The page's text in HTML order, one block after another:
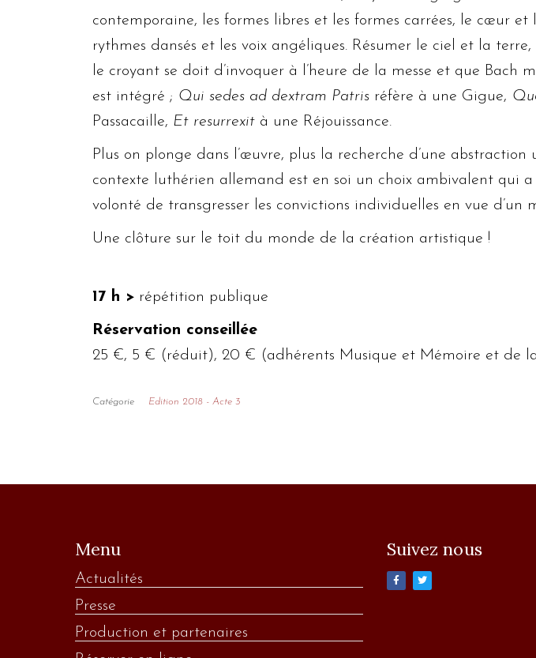
contemporaine, les formes libres et les formes carrées, le cœur
rythmes dansés et les voix angéliques. Résumer le ciel et la
le croyant se doit d’invoquer à l’heure de la messe et que
est intégré ; Qui sedes ad dextram Patris réfère à une Gigue,
Passacaille, Et resurrexit à une Réjouissance.
Plus on plonge dans l’œuvre, plus la recherche d’une
contexte luthérien allemand est en soi un choix ambivalent qui
volonté de transgresser les convictions individuelles en vue d’un
Une clôture sur le toit du monde de la création artistique !
17 h > répétition publique
Réservation conseillée
25 €, 5 € (réduit), 20 € (adhérents Musique et Mémoire et de
Catégorie Edition 2018 - Acte 3
Menu
Actualités
Presse
Production et partenaires
Suivez nous